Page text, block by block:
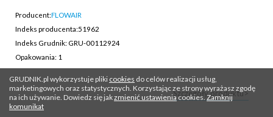
Producent:FLOWAIR
Indeks producenta:51962
Indeks Grudnik: GRU-00112924
Opakowania: 1
Szczegóły produktu>
GRUDNIK.pl wykorzystuje pliki cookies do celów realizacji usług,
marketingowych oraz statystycznych. Korzystając ze strony wyrażasz zgodę
na ich używanie. Dowiedz się jakzmienić ustawieniacookies.Zamknij
komunikat